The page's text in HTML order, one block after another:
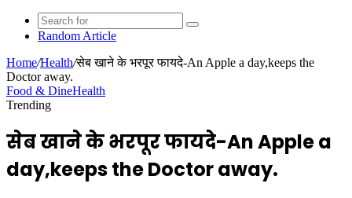
Random Article
Home/Health/सेब खाने के भरपूर फायदे-An Apple a day,keeps the
Doctor away.
Food & DineHealth
Trending
सेब खाने के भरपूर फायदे-An Apple a
day,keeps the Doctor away.